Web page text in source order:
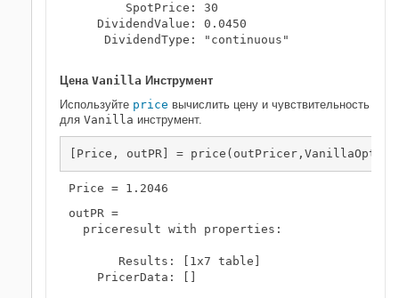
        SpotPrice: 30
    DividendValue: 0.0450
     DividendType: "continuous"
Цена Vanilla Инструмент
Используйте price вычислить цену и чувствительность
для Vanilla инструмент.
[Price, outPR] = price(outPricer,VanillaOpt,[
outPR =
  priceresult with properties:
       Results: [1x7 table]
    PricerData: []